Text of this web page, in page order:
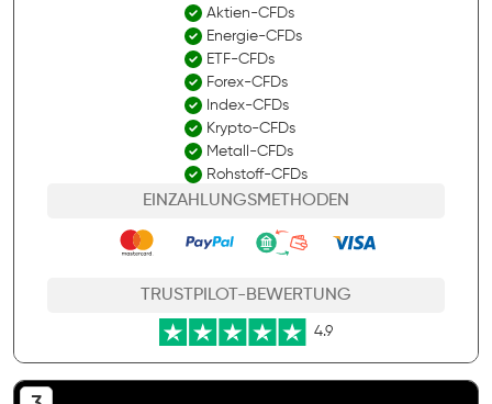
Aktien-CFDs
Energie-CFDs
ETF-CFDs
Forex-CFDs
Index-CFDs
Krypto-CFDs
Metall-CFDs
Rohstoff-CFDs
EINZAHLUNGSMETHODEN
TRUSTPILOT-BEWERTUNG
4.9